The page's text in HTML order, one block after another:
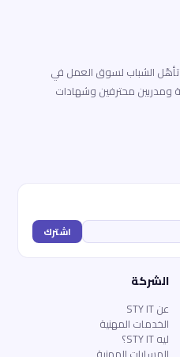
الشباب لسوق العمل في
ومدربين محترفين وشهادات
اشترك
الشركة
عن STY IT
الخدمات المهنية
ليه STY IT؟